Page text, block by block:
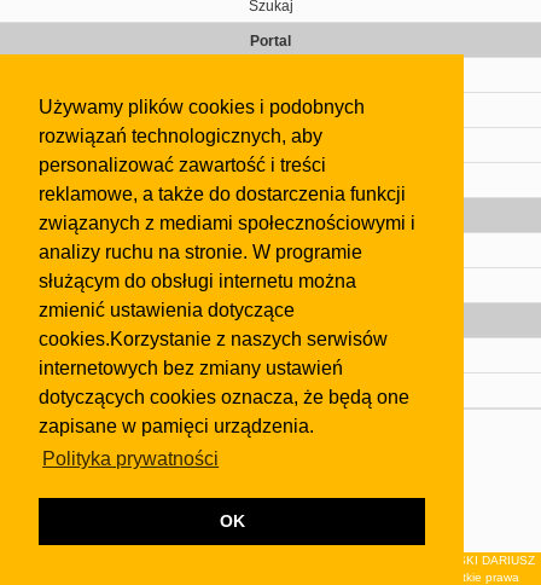
Używamy plików cookies i podobnych
rozwiązań technologicznych, aby
personalizować zawartość i treści
reklamowe, a także do dostarczenia funkcji
związanych z mediami społecznościowymi i
analizy ruchu na stronie. W programie
służącym do obsługi internetu można
zmienić ustawienia dotyczące
cookies.Korzystanie z naszych serwisów
internetowych bez zmiany ustawień
dotyczących cookies oznacza, że będą one
zapisane w pamięci urządzenia.
Polityka prywatności
OK
Szukaj
Portal
Kontakt
Regulamin
Gazeta
Olkusz
Kontakt
Strefa dla biznesu
Biura nieruchomości
Dealerzy i autokomisy
Skontaktuj się z nami
regulaminuiPolityki Prywatności.
Klauzula FB
© 2026Wydawnictwo NEON sp. z o.o. (dawniej: FIRMA NEON MAREK KLUCZEWSKI DARIUSZ
KRAWCZYK s.c.) z siedzibą w Olkuszu, ul.Żuradzka 15, 32-300 Olkusz . Wszystkie prawa